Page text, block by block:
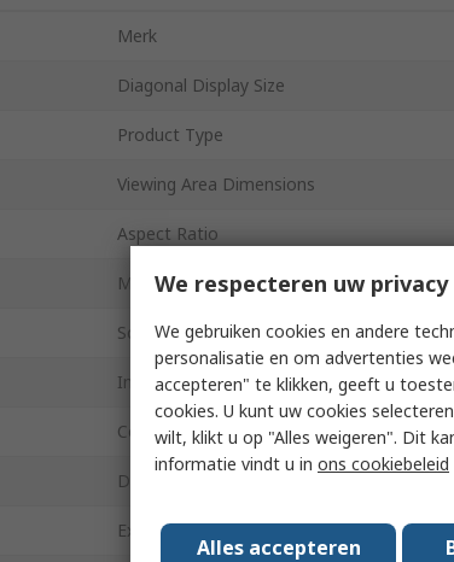
Merk
Diagonal Display Size
Product Type
Viewing Area Dimensions
Aspect Ratio
Matrix Type
Screen Resolution
Interface Type
Contrast Ratio
Driver Mounting
External Depth
We respecteren uw privacy
We gebruiken cookies en andere
personalisatie en om advertenties
accepteren" te klikken, geeft u
cookies. U kunt uw cookies
wilt, klikt u op "Alles weigeren". Dit
informatie vindt u in ons cookiebeleid
Alles accepteren